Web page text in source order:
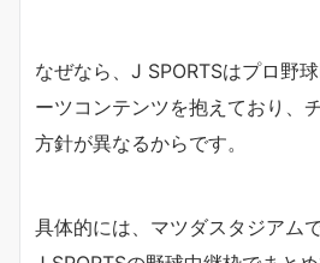
なぜなら、J SPORTSはプロ野
ーツコンテンツを抱えており、
方針が異なるからです。
具体的には、マツダスタジアム